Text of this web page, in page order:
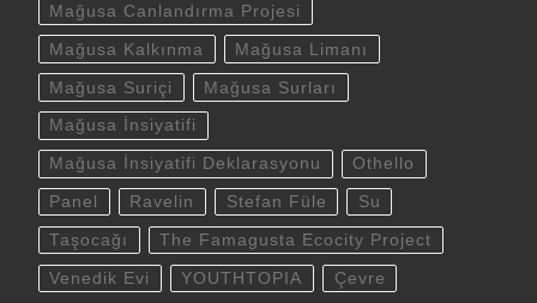
Mağusa Canlandırma Projesi
Mağusa Kalkınma Mağusa Limanı
Mağusa Suriçi Mağusa Surları
Mağusa İnsiyatifi
Mağusa İnsiyatifi Deklarasyonu Othello
Panel Ravelin Stefan Füle Su
Taşocağı The Famagusta Ecocity Project
Venedik Evi YOUTHTOPIA Çevre